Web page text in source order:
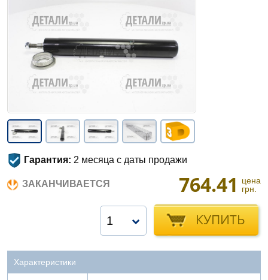
Гарантия: 2 месяца с даты продажи
ЗАКАНЧИВАЕТСЯ 764.41
цена
грн.
КУПИТЬ
1
Характеристики